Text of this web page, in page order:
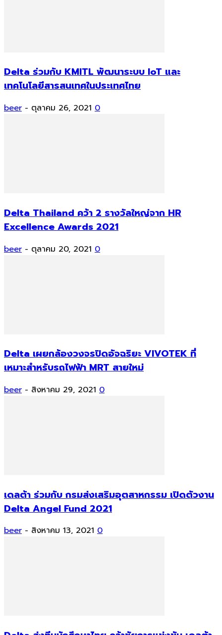
Delta ร่วมกับ KMITL พัฒนาระบบ IoT และ
เทคโนโลยีสารสนเทศในประเทศไทย
beer - ตุลาคม 26, 2021 0
Delta Thailand คว้า 2 รางวัลใหญ่จาก HR
Excellence Awards 2021
beer - ตุลาคม 20, 2021 0
Delta เผยกล้องวงจรปิดอัจฉริยะ VIVOTEK ที่
เหมาะสำหรับรถไฟฟ้า MRT สายใหม่
beer - สิงหาคม 29, 2021 0
เดลต้า ร่วมกับ กรมส่งเสริมอุตสาหกรรม เปิดตัวงาน
Delta Angel Fund 2021
beer - สิงหาคม 13, 2021 0